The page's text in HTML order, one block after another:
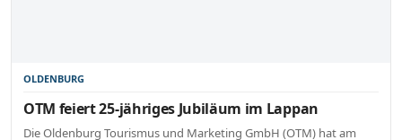
OLDENBURG
OTM feiert 25-jähriges Jubiläum im Lappan
Die Oldenburg Tourismus und Marketing GmbH (OTM) hat am